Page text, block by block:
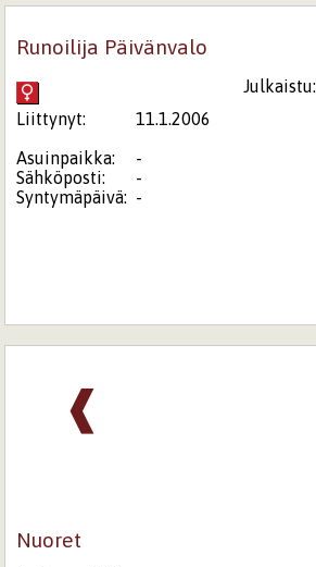
Runoilija Päivänvalo
Julkaistu:
Liittynyt:
11.1.2006
Asuinpaikka:
-
Sähköposti:
-
Syntymäpäivä: -
❰
Nuoret